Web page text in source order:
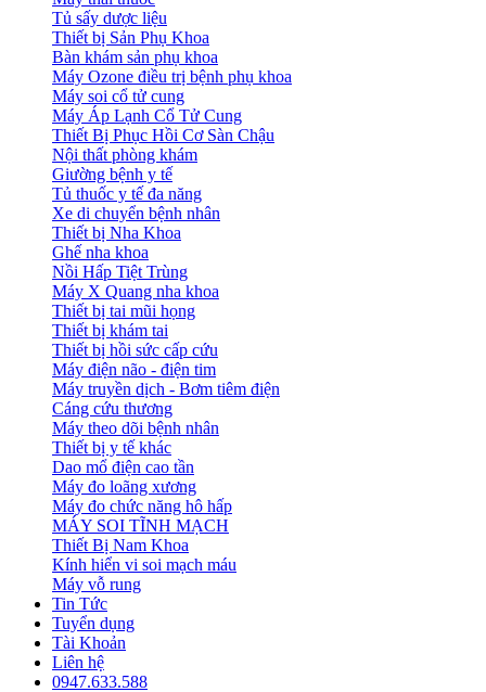
Tủ sấy dược liệu
Thiết bị Sản Phụ Khoa
Bàn khám sản phụ khoa
Máy Ozone điều trị bệnh phụ khoa
Máy soi cổ tử cung
Máy Áp Lạnh Cổ Tử Cung
Thiết Bị Phục Hồi Cơ Sàn Chậu
Nội thất phòng khám
Giường bệnh y tế
Tủ thuốc y tế đa năng
Xe di chuyển bệnh nhân
Thiết bị Nha Khoa
Ghế nha khoa
Nồi Hấp Tiệt Trùng
Máy X Quang nha khoa
Thiết bị tai mũi họng
Thiết bị khám tai
Thiết bị hồi sức cấp cứu
Máy điện não - điện tim
Máy truyền dịch - Bơm tiêm điện
Cáng cứu thương
Máy theo dõi bệnh nhân
Thiết bị y tế khác
Dao mổ điện cao tần
Máy đo loãng xương
Máy đo chức năng hô hấp
MÁY SOI TĨNH MẠCH
Thiết Bị Nam Khoa
Kính hiển vi soi mạch máu
Máy vỗ rung
Tin Tức
Tuyển dụng
Tài Khoản
Liên hệ
0947.633.588